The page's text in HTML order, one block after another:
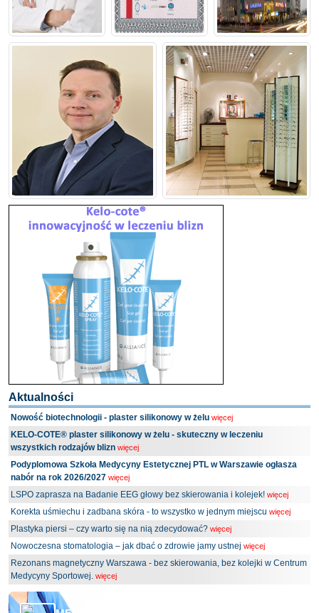
Aktualności
Nowość biotechnologii - plaster silikonowy w żelu więcej
KELO-COTE® plaster silikonowy w żelu - skuteczny w leczeniu
wszystkich rodzajów blizn więcej
Podyplomowa Szkoła Medycyny Estetycznej PTL w Warszawie ogłasza
nabór na rok 2026/2027 więcej
LSPO zaprasza na Badanie EEG głowy bez skierowania i kolejek! więcej
Korekta uśmiechu i zadbana skóra - to wszystko w jednym miejscu więcej
Plastyka piersi – czy warto się na nią zdecydować? więcej
Nowoczesna stomatologia – jak dbać o zdrowie jamy ustnej więcej
Rezonans magnetyczny Warszawa - bez skierowania, bez kolejki w Centrum
Medycyny Sportowej. więcej